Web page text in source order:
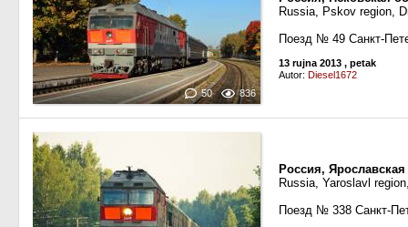
50 836
Russia, Pskov region,
Поезд № 49 Санкт-
13 rujna 2013 , petak
Autor: Diesel1672
Россия,
Russia, Yaroslavl
Поезд № 338 Санкт-